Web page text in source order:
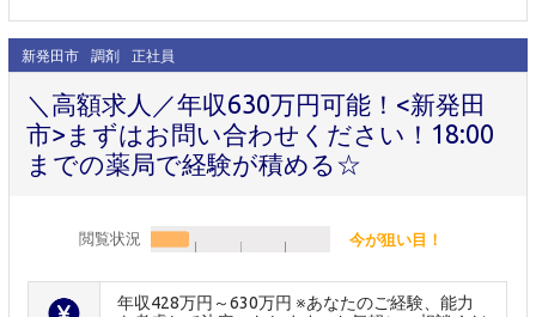
新発田市 調剤 正社員
＼高額求人／年収630万円可能！<新発田
市>まずはお問い合わせください！18:00
までの薬局で経験が積める☆
閲覧状況 今が狙い目！
年収428万円～630万円 ※あなたのご経験、能力